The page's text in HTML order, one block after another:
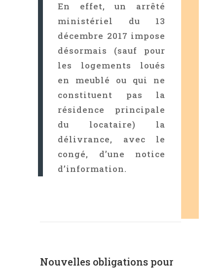
En effet, un arrêté
ministériel du 13
décembre 2017 impose
désormais (sauf pour
les logements loués
en meublé ou qui ne
constituent pas la
résidence principale
du locataire) la
délivrance, avec le
congé, d’une notice
d’information.
Nouvelles obligations pour